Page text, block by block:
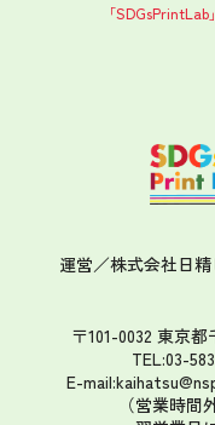
「SDGsPrintLab」
運営／株式会社日
〒101-0032 東京
TEL:03-
E-
（営業時間